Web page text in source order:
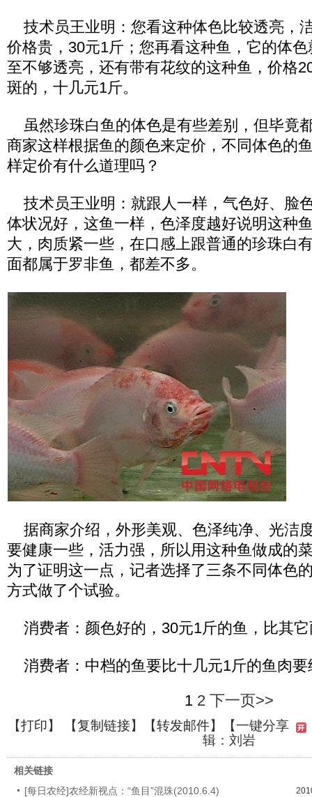
技术员王业明：您看这种体色比较透亮，
价格贵，30元1斤；您再看这种鱼，它的体
至不够透亮，还有带有花纹的这种鱼，价格
斑的，十几元1斤。
虽然珍珠白鱼的体色是有些差别，但毕竟
商家这样根据鱼的颜色来定价，不同体色的
样定价有什么道理吗？
技术员王业明：就跟人一样，气色好、脸
体状况好，这鱼一样，色泽度越好说明这种
大，肉质紧一些，在口感上跟普通的珍珠白
面都属于罗非鱼，都差不多。
据商家介绍，外形美观、色泽纯净、光洁
要健康一些，活力强，所以用这种鱼做成的
为了证明这一点，记者选择了三条不同体色
方式做了个试验。
消费者：颜色好的，30元1斤的鱼，比其
消费者：中档的鱼要比十几元1斤的鱼肉要
1 2 下一页>>
【打印】 【复制链接】【转发邮件】【一键分享
辑：刘岩
相关链接
[每日农经]农经新视点：“鱼目”混珠(2010.6.4)